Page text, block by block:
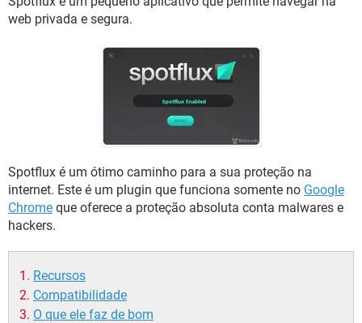
GUIA DE COMPRAS
web privada e segura.
Spotflux é um ótimo caminho para a sua proteção na
internet. Este é um plugin que funciona somente no Google
Chrome que oferece a proteção absoluta conta malwares e
hackers.
Recursos
Compatibilidade
O que ele faz de bom